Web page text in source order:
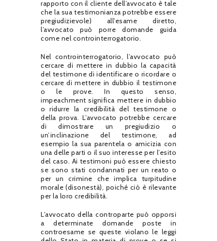
rapporto con il cliente dell’avvocato è tale
che la sua testimonianza potrebbe essere
pregiudizievole) all’esame diretto,
l’avvocato può porre domande guida
come nel controinterrogatorio.
Nel controinterrogatorio, l’avvocato può
cercare di mettere in dubbio la capacità
del testimone di identificare o ricordare o
cercare di mettere in dubbio il testimone
o le prove. In questo senso,
impeachment significa mettere in dubbio
o ridurre la credibilità del testimone o
della prova. L’avvocato potrebbe cercare
di dimostrare un pregiudizio o
un’inclinazione del testimone, ad
esempio la sua parentela o amicizia con
una delle parti o il suo interesse per l’esito
del caso. Ai testimoni può essere chiesto
se sono stati condannati per un reato o
per un crimine che implica turpitudine
morale (disonestà), poiché ciò è rilevante
per la loro credibilità.
L’avvocato della controparte può opporsi
a determinate domande poste in
controesame se queste violano le leggi